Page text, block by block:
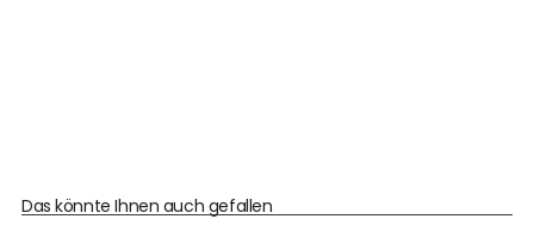
Das könnte Ihnen auch gefallen